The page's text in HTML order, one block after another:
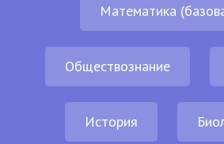
Математика
Обществознание
История